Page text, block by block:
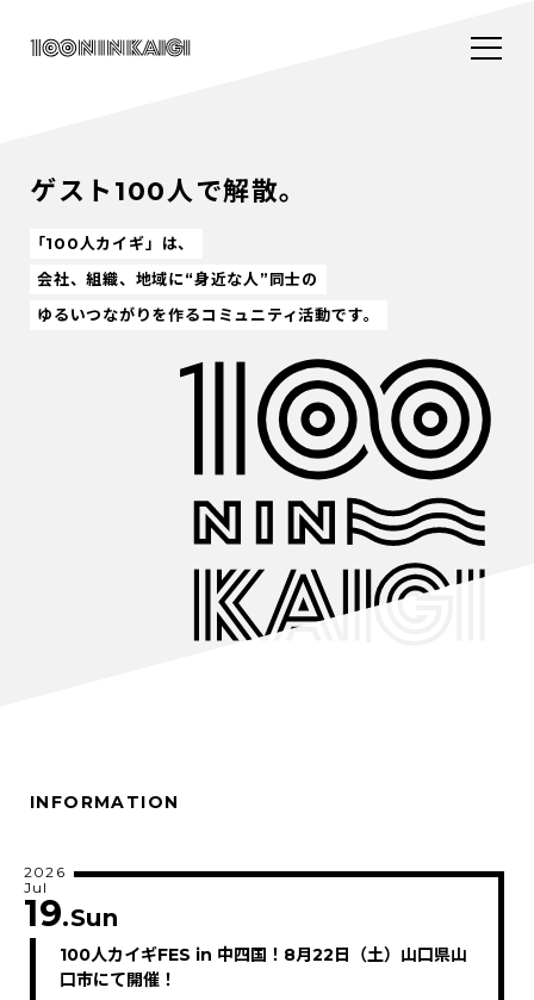
ゲスト100人で解散。
「100人カイギ」は、
会社、組織、地域に“身近な人”同士の
ゆるいつながりを作るコミュニティ活動です。
INFORMATION
100人カイギFES in 中四国！8月22日（土）山口県山
口市にて開催！
2026
Jul
19.Sun